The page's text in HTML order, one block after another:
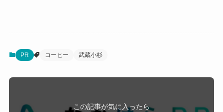
PR コーヒー 武蔵小杉
この記事が気に入ったら